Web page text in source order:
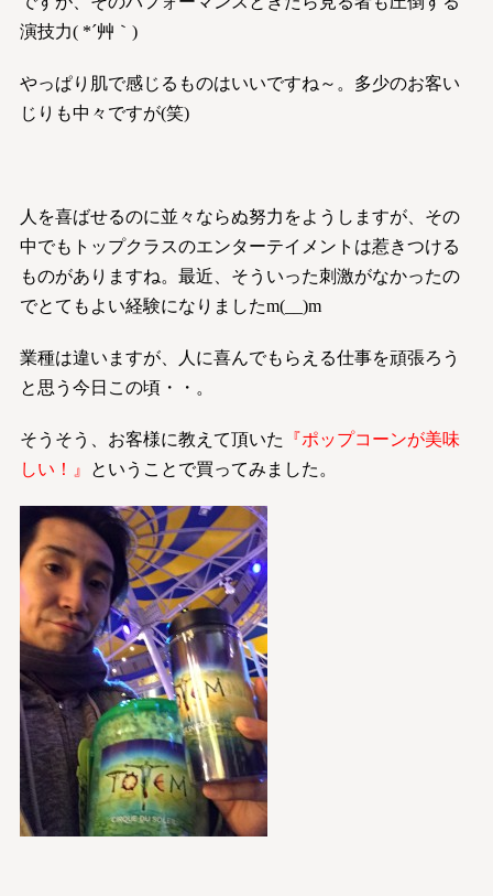
演技力( *´艸｀)
やっぱり肌で感じるものはいいですね～。多少のお客い
じりも中々ですが(笑)
人を喜ばせるのに並々ならぬ努力をようしますが、その
中でもトップクラスのエンターテイメントは惹きつける
ものがありますね。最近、そういった刺激がなかったの
でとてもよい経験になりましたm(__)m
業種は違いますが、人に喜んでもらえる仕事を頑張ろう
と思う今日この頃・・。
そうそう、お客様に教えて頂いた
『ポップコーンが美味
しい！』
ということで買ってみました。